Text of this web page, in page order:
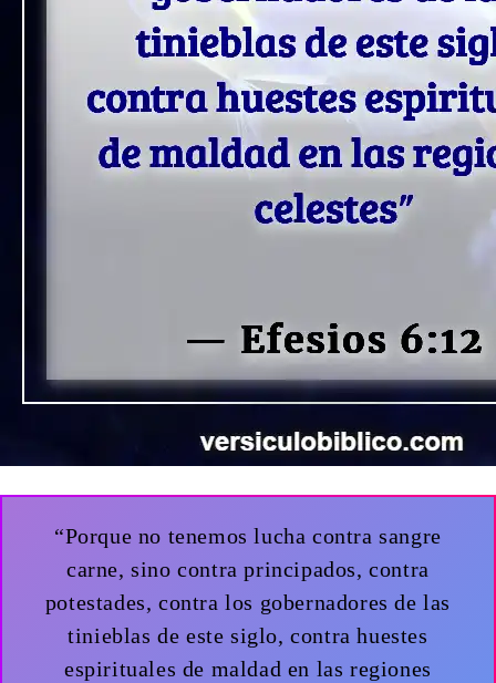
“Porque no tenemos lucha contra sangre
carne, sino contra principados, contra
potestades, contra los gobernadores de las
tinieblas de este siglo, contra huestes
espirituales de maldad en las regiones